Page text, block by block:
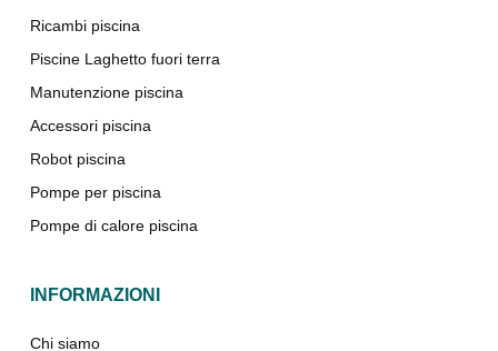
Ricambi piscina
Piscine Laghetto fuori terra
Manutenzione piscina
Accessori piscina
Robot piscina
Pompe per piscina
Pompe di calore piscina
INFORMAZIONI
Chi siamo